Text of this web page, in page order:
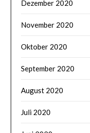
Dezember 2020
November 2020
Oktober 2020
September 2020
August 2020
Juli 2020